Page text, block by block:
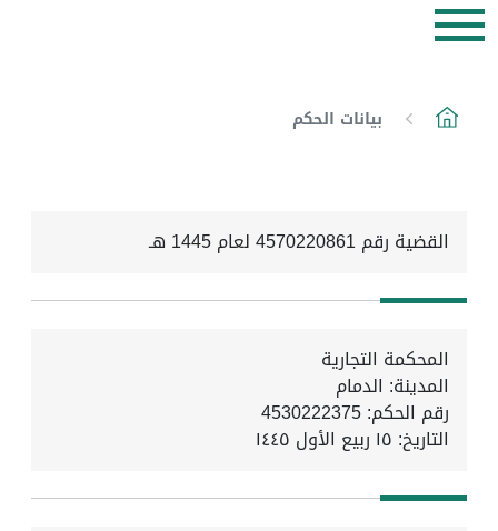
بيانات الحكم
القضية رقم 4570220861 لعام 1445 هـ
المحكمة التجارية
المدينة: الدمام
رقم الحكم: 4530222375
التاريخ: ١٥ ربيع الأول ١٤٤٥